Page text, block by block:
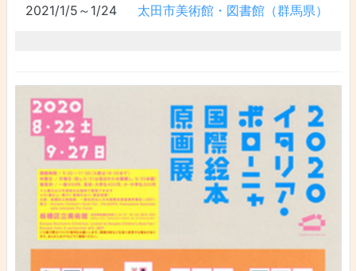
2021/1/5～1/24 太田市美術館・図書館（群馬県）